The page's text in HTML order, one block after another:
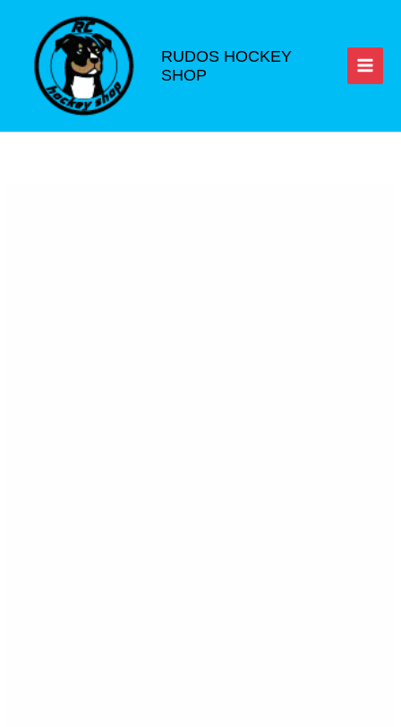
contenido
RUDOS HOCKEY
SHOP